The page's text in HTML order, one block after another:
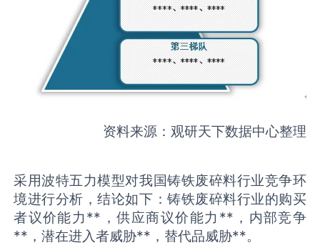
资料来源：观研天下数据中心整理
采用波特五力模型对我国铸铁废碎料行业竞争环
境进行分析，结论如下：铸铁废碎料行业的购买
者议价能力**，供应商议价能力**，内部竞争
**，潜在进入者威胁**，替代品威胁**。